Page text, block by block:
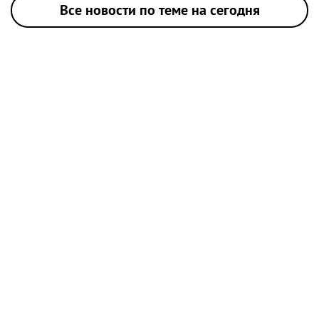
Все новости по теме на сегодня